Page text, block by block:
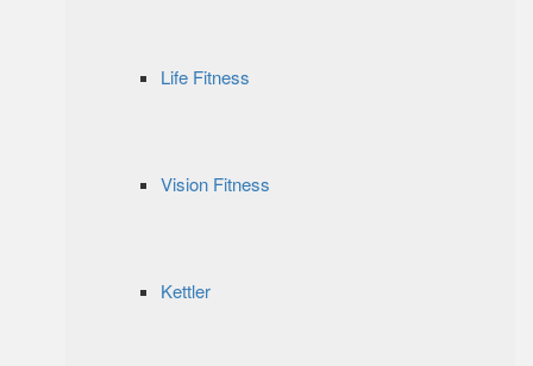
Life Fitness
Vision Fitness
Kettler